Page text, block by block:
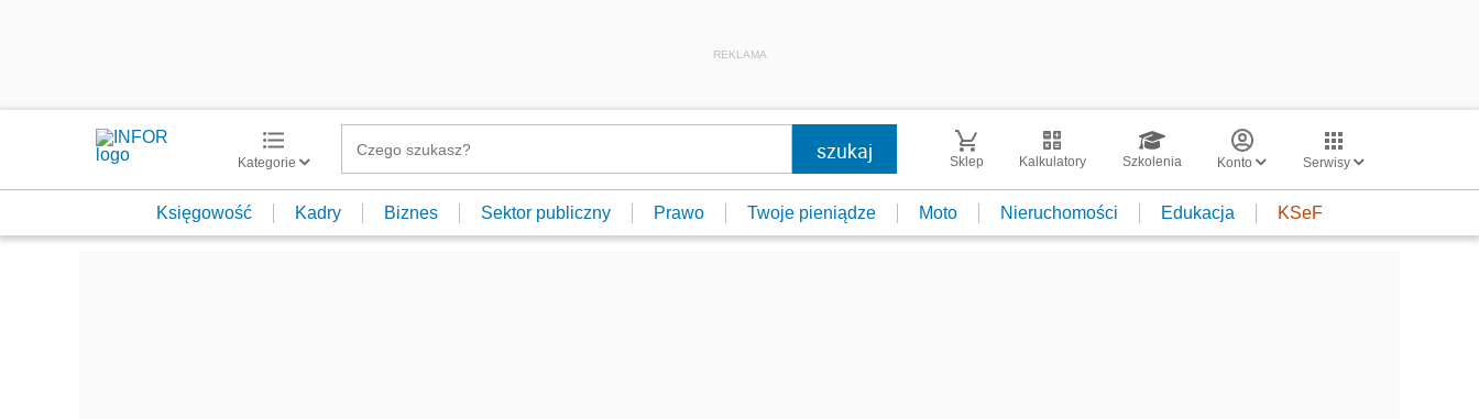
REKLAMA
Kategorie Sklep Kalkulatory Szkolenia Konto Serwisy
Księgowość Kadry Biznes Sektor publiczny Prawo Twoje pieniądze Moto Nieruchomości Edukacja KSeF